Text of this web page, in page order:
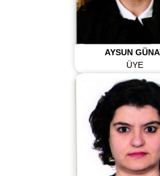
AYSUN
ÜYE